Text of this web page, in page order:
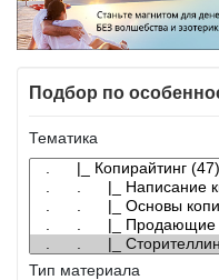
Подбор по
Тематика
Тип материала